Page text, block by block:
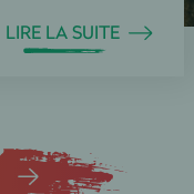
LIRE LA SUITE